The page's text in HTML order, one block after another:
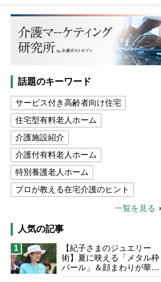
話題のキーワード
サービス付き高齢者向け住宅
住宅型有料老人ホーム
介護施設紹介
介護付有料老人ホーム
特別養護老人ホーム
プロが教える在宅介護のヒント
介護食
高木ブー
ケアマネジャー
猫が母になつきません
息子の遠距離介護サバイバル術
兄がボケました
便利なサービス
一覧を見る
人気の記事
1
【紀子さまのジュエリー
術】夏に映える「メタル枠
パール」＆顔まわりが華や
ぐ「揺れる一粒」の使い分